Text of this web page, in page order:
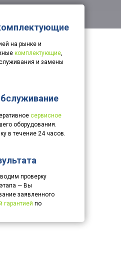
проверку
— Вы
заявленного
гарантией по
сервисное
оборудования.
в течение 24 часов.
на рынке и
комплектующие,
и замены